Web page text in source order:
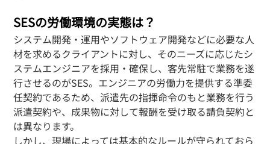
SESの労働環境の実態は？
システム開発・運用やソフトウェア開発などに必要な人
材を求めるクライアントに対し、そのニーズに応じたシ
ステムエンジニアを採用・確保し、客先常駐で業務を遂
行させるのがSES。エンジニアの労働力を提供する準委
任契約であるため、派遣先の指揮命令のもと業務を行う
派遣契約や、成果物に対して報酬を受け取る請負契約と
は異なります。
しかし、現場によっては基本的なルールが守られておら